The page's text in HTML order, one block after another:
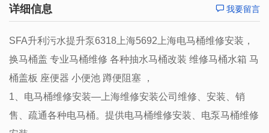
详细信息 我要留言
SFA升利污水提升泵6318上海5692上海电马桶维修安装，
换马桶盖 专业马桶维修 各种抽水马桶改装 维修马桶水箱 马
桶盖板 座便器 小便池 蹲便阻塞 ，
1、电马桶维修安装—上海维修安装公司维修、安装、销
售、疏通各种电马桶。提供电马桶维修安装、电泵马桶维修